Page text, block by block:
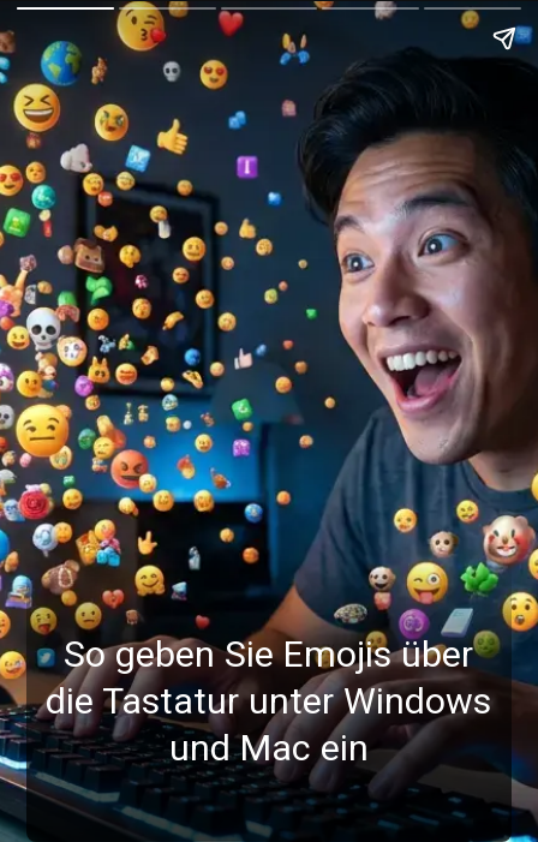
So geben Sie Emojis über
die Tastatur unter Windows
und Mac ein